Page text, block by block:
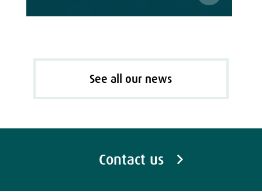
See all our news
Contact us